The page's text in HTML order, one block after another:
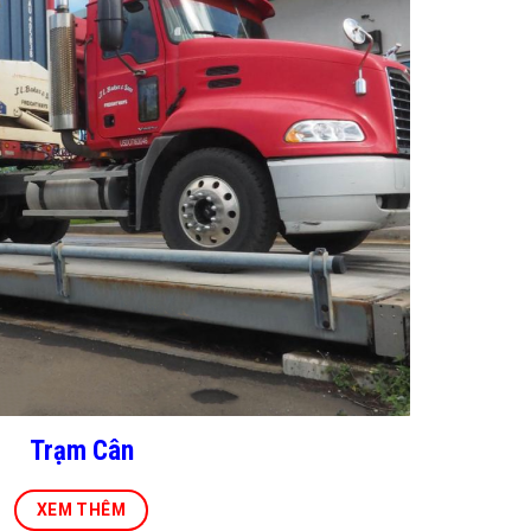
Trạm Cân
XEM THÊM